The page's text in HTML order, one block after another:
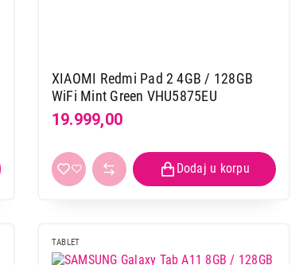
XIAOMI Redmi Pad 2 4GB / 128GB
WiFi Mint Green VHU5875EU
19.999,00
TABLET